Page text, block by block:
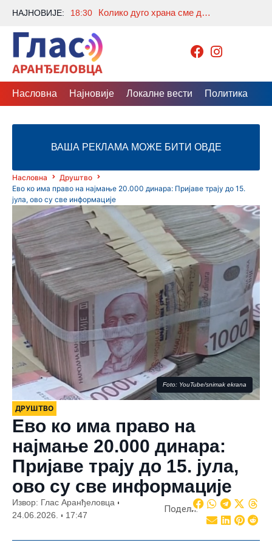
НАЈНОВИЈЕ: 18:30 Колико дуго храна сме да стоји ван фрижидера током лета? Једна грешка може бити опасна
Насловна Најновије Локалне вести Политика
ВАША РЕКЛАМА МОЖЕ БИТИ ОВДЕ
Насловна
Друштво
Ево ко има право на најмање 20.000 динара: Пријаве трају до 15.
јула, ово су све информације
Foto: YouTube/snimak ekrana
ДРУШТВО
Ево ко има право на
најмање 20.000 динара:
Пријаве трају до 15. јула,
ово су све информације
Извор: Глас Аранђеловца
24.06.2026.
17:47
Подели: